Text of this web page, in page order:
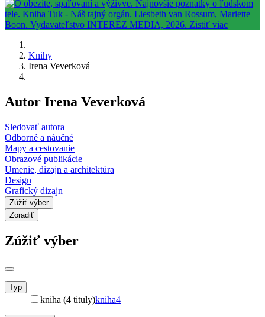
Knihy
Irena Veverková
Autor Irena Veverková
Sledovať autora
Odborné a náučné
Mapy a cestovanie
Obrazové publikácie
Umenie, dizajn a architektúra
Design
Grafický dizajn
Zúžiť výber
Zoradiť
Zúžiť výber
Typ
kniha (4 tituly)kniha4